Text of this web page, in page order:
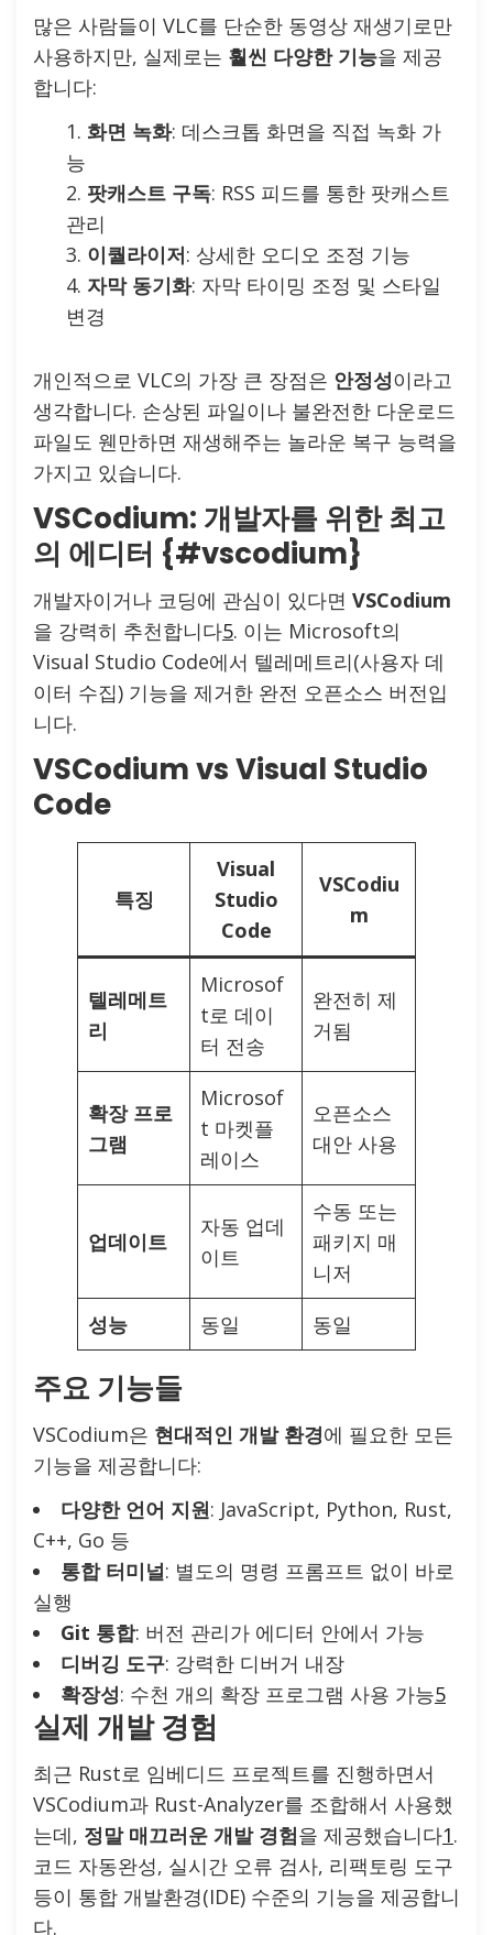
많은 사람들이 VLC를 단순한 동영상 재생기로만
사용하지만, 실제로는 훨씬 다양한 기능을 제공
합니다:
화면 녹화: 데스크톱 화면을 직접 녹화 가
능
팟캐스트 구독: RSS 피드를 통한 팟캐스트
관리
이퀄라이저: 상세한 오디오 조정 기능
자막 동기화: 자막 타이밍 조정 및 스타일
변경
개인적으로 VLC의 가장 큰 장점은 안정성이라고
생각합니다. 손상된 파일이나 불완전한 다운로드
파일도 웬만하면 재생해주는 놀라운 복구 능력을
가지고 있습니다.
VSCodium: 개발자를 위한 최고
의 에디터 {#vscodium}
개발자이거나 코딩에 관심이 있다면 VSCodium
을 강력히 추천합니다5. 이는 Microsoft의
Visual Studio Code에서 텔레메트리(사용자 데
이터 수집) 기능을 제거한 완전 오픈소스 버전입
니다.
VSCodium vs Visual Studio
Code
특징
Visual
Studio
Code
VSCodiu
m
텔레메트
리
Microsof
t로 데이
터 전송
완전히 제
거됨
확장 프로
그램
Microsof
t 마켓플
레이스
오픈소스
대안 사용
업데이트
자동 업데
이트
수동 또는
패키지 매
니저
성능
동일 동일
주요 기능들
VSCodium은 현대적인 개발 환경에 필요한 모든
기능을 제공합니다:
다양한 언어 지원: JavaScript, Python, Rust,
C++, Go 등
통합 터미널: 별도의 명령 프롬프트 없이 바로
실행
Git 통합: 버전 관리가 에디터 안에서 가능
디버깅 도구: 강력한 디버거 내장
확장성: 수천 개의 확장 프로그램 사용 가능5
실제 개발 경험
최근 Rust로 임베디드 프로젝트를 진행하면서
VSCodium과 Rust-Analyzer를 조합해서 사용했
는데, 정말 매끄러운 개발 경험을 제공했습니다1.
코드 자동완성, 실시간 오류 검사, 리팩토링 도구
등이 통합 개발환경(IDE) 수준의 기능을 제공합니
다.